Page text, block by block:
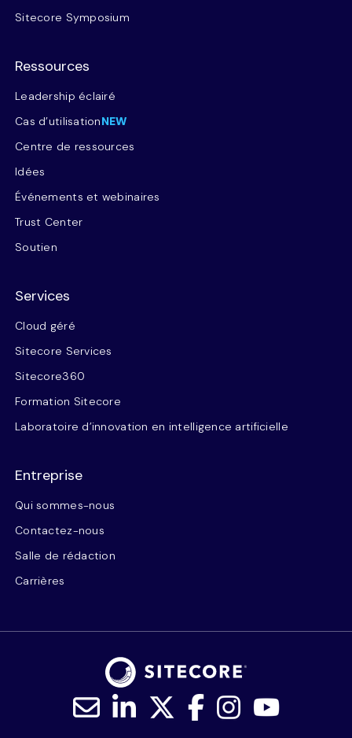
Sitecore Symposium
Ressources
Leadership éclairé
Cas d’utilisationNEW
Centre de ressources
Idées
Événements et webinaires
Trust Center
Soutien
Services
Cloud géré
Sitecore Services
Sitecore360
Formation Sitecore
Laboratoire d’innovation en intelligence artificielle
Entreprise
Qui sommes-nous
Contactez-nous
Salle de rédaction
Carrières